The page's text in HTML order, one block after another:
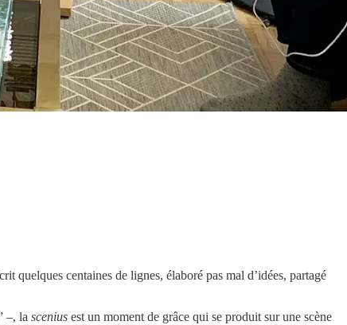
quelques centaines de lignes, élaboré pas mal d’idées, partagé
–, la scenius est un moment de grâce qui se produit sur une scène